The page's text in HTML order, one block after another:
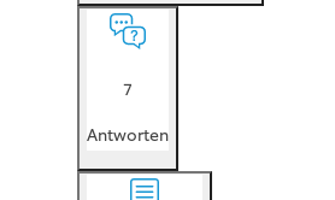
7
Antworten